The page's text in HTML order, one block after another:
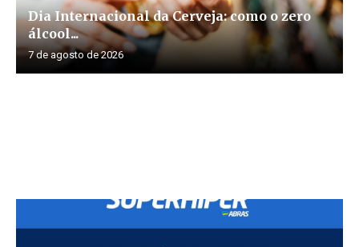
Dia Internacional da Cerveja: como o zero
álcool...
7 de agosto de 2026